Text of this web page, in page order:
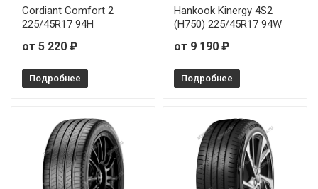
Cordiant Comfort 2
225/45R17 94H
от 5 220 ₽
Подробнее
Hankook Kinergy 4S2
(H750) 225/45R17 94W
от 9 190 ₽
Подробнее